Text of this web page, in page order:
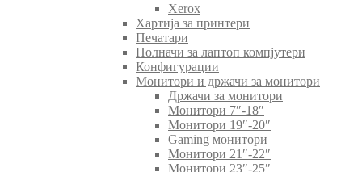
Xerox
Хартија за принтери
Печатари
Полначи за лаптоп компјутери
Конфигурации
Монитори и држачи за монитори
Држачи за монитори
Монитори 7″-18″
Монитори 19″-20″
Gaming монитори
Монитори 21″-22″
Монитори 23″-25″